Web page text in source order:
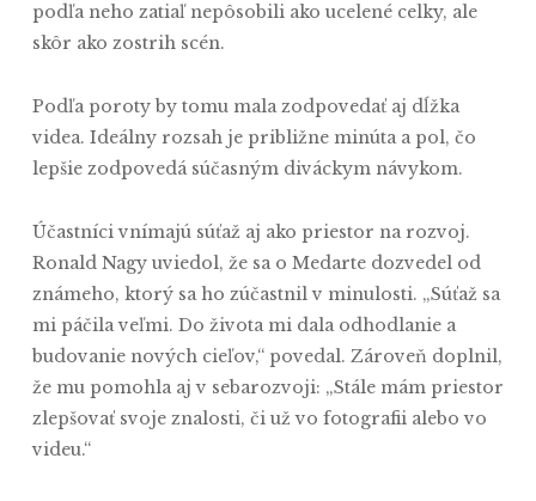
podľa neho zatiaľ nepôsobili ako ucelené celky, ale
skôr ako zostrih scén.
Podľa poroty by tomu mala zodpovedať aj dĺžka
videa. Ideálny rozsah je približne minúta a pol, čo
lepšie zodpovedá súčasným diváckym návykom.
Účastníci vnímajú súťaž aj ako priestor na rozvoj.
Ronald Nagy uviedol, že sa o Medarte dozvedel od
známeho, ktorý sa ho zúčastnil v minulosti. „Súťaž sa
mi páčila veľmi. Do života mi dala odhodlanie a
budovanie nových cieľov,“ povedal. Zároveň doplnil,
že mu pomohla aj v sebarozvoji: „Stále mám priestor
zlepšovať svoje znalosti, či už vo fotografii alebo vo
videu.“